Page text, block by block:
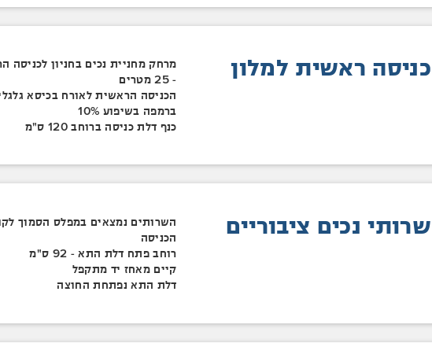
כניסה ראשית למלון
מרחק מחניית נכים בחניון לכניסה
- 25 מטרים
הכניסה הראשית לאורח בכיסא
ברמפה בשיפוע 10%
כנף דלת כניסה ברוחב 120 ס"מ
שרותי נכים ציבוריים
השרותים נמצאים במפלס הסמוך
הכניסה
רוחב פתח דלת התא - 92 ס"מ
קיים מאחז יד מתקפל
דלת התא נפתחת החוצה